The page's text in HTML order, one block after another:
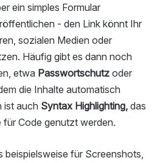
ein simples Formular
- den Link könnt Ihr
sozialen Medien oder
Häufig gibt es dann noch
etwa Passwortschutz oder
die Inhalte automatisch
ist auch Syntax Highlighting, das
für Code genutzt werden.
beispielsweise für Screenshots,